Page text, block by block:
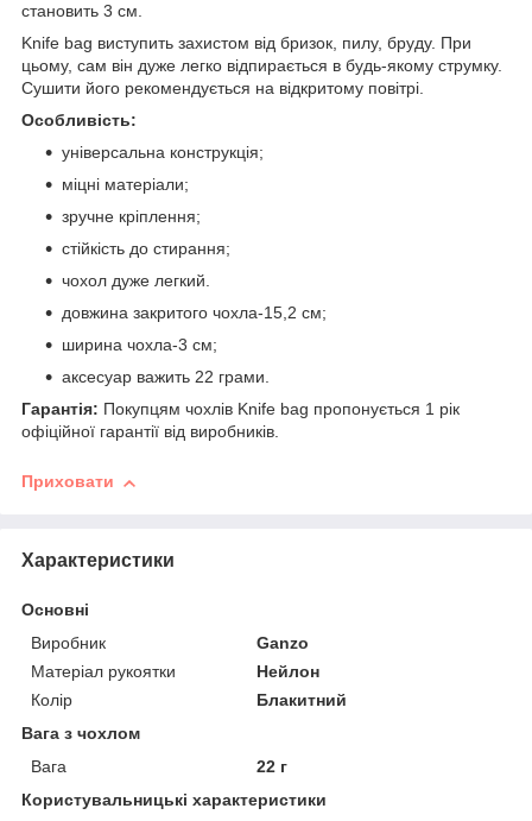
становить 3 см.
Knife bag виступить захистом від бризок, пилу, бруду. При
цьому, сам він дуже легко відпирається в будь-якому струмку.
Сушити його рекомендується на відкритому повітрі.
Особливість:
універсальна конструкція;
міцні матеріали;
зручне кріплення;
стійкість до стирання;
чохол дуже легкий.
довжина закритого чохла-15,2 см;
ширина чохла-3 см;
аксесуар важить 22 грами.
Гарантія: Покупцям чохлів Knife bag пропонується 1 рік
офіційної гарантії від виробників.
Приховати
Характеристики
Основні
Виробник
Ganzo
Матеріал рукоятки
Нейлон
Колір
Блакитний
Вага з чохлом
Вага
22 г
Користувальницькі характеристики